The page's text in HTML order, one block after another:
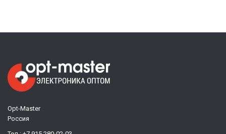
Opt-Master
Россия